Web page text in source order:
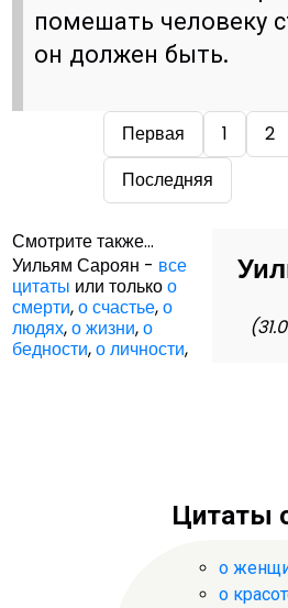
помешать человеку
он должен быть.
Первая 1 2
Последняя
Смотрите также...
Уильям Сароян - все
цитаты или толькоо
смерти,о счастье,о
людях,о жизни,о
бедности,о личности,
Цитаты
о
о